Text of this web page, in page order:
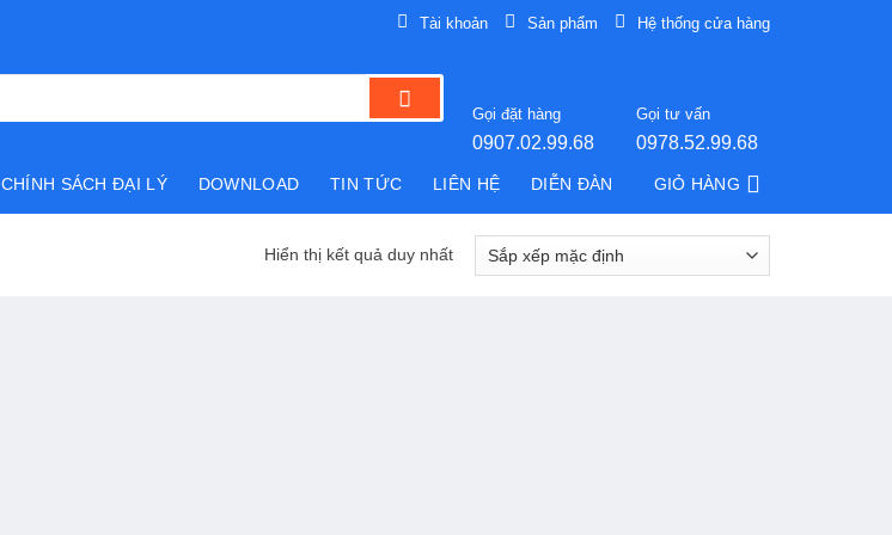
Tài khoản Sản phẩm Hệ thống cửa hàng
Gọi đặt hàng
0907.02.99.68
Gọi tư vấn
0978.52.99.68
CHÍNH SÁCH ĐẠI LÝ DOWNLOAD TIN TỨC LIÊN HỆ DIỄN ĐÀN GIỎ HÀNG
Hiển thị kết quả duy nhất